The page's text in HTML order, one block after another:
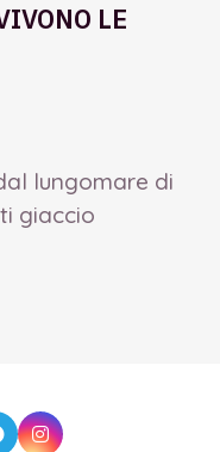
LE
lungomare di
giaccio